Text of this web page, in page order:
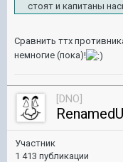
стоят и капитаны
Сравнить ттх
немногие (пока)!
[DNO]
Участник
1 413 публикации